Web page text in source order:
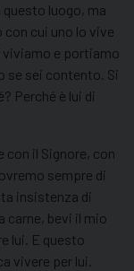
questo luogo, ma
con cui uno lo vive
e portiamo
se sei contento. Si
Perché è lui di
con il Signore, con
sempre di
insistenza di
carne, bevi il mio
lui. E questo
vivere per lui.